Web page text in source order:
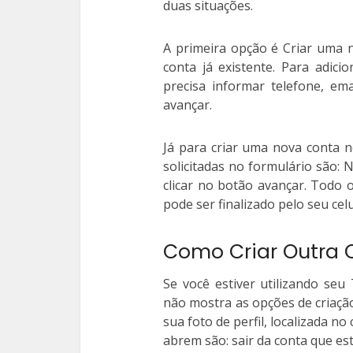
duas situações.
A primeira opção é Criar uma
conta já existente. Para
precisa informar telefone,
avançar.
Já para criar uma nova conta
solicitadas no formulário são:
clicar no botão avançar. Todo
pode ser finalizado pelo seu
Como Criar Outra
Se você estiver utilizando
não mostra as opções de
sua foto de perfil, localizada no
abrem são: sair da conta que